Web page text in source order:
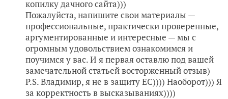
копилку дачного сайта)))
Пожалуйста, напишите свои материалы —
профессиональные, практически проверенные,
аргументированные и интересные — мы с
огромным удовольствием ознакомимся и
поучимся у вас. И я первая оставлю под вашей
замечательной статьей восторженный отзыв)
P.S. Владимир, я не в защиту ЕС)))) Наоборот))) Я
за корректность в высказываниях))))